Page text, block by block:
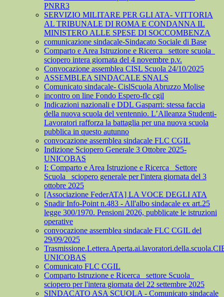
PNRR3
SERVIZIO MILITARE PER GLI ATA- VITTORIA
AL TRIBUNALE DI ROMA E CONDANNA IL
MINISTERO ALLE SPESE DI SOCCOMBENZA
comunicazione sindacale-Sindacato Sociale di Base
Comparto e Area Istruzione e Ricerca_ settore scuola_
sciopero intera giornata del 4 novembre p.v.
Convocazione assemblea CISL Scuola 24/10/2025
ASSEMBLEA SINDACALE SNALS
Comunicato sindacale- CislScuola Abruzzo Molise
incontro on line Fondo Espero-flc cgil
Indicazioni nazionali e DDL Gasparri: stessa faccia
della nuova scuola del ventennio. L’Alleanza Studenti-
Lavoratori rafforza la battaglia per una nuova scuola
pubblica in questo autunno
convocazione assemblea sindacale FLC CGIL
Indizione Sciopero Generale 3 Ottobre 2025-
UNICOBAS
I: Comparto e Area Istruzione e Ricerca_ Settore
Scuola_ sciopero generale per l'intera giornata del 3
ottobre 2025
[Associazione FederATA] LA VOCE DEGLI ATA
Snadir Info-Point n.483 - All'albo sindacale ex art.25
legge 300/1970. Pensioni 2026, pubblicate le istruzioni
operative
convocazione assemblea sindacale FLC CGIL del
29/09/2025
UNICOBAS
Comunicato FLC CGIL
Comparto Istruzione e Ricerca_ settore Scuola_
sciopero per l'intera giornata del 22 settembre 2025
SINDACATO ASA SCUOLA - Comunicato sindacale